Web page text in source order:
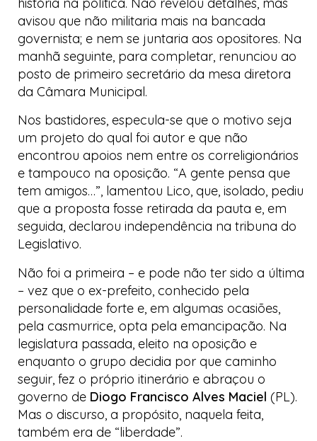
avisou que não militaria mais na bancada
governista; e nem se juntaria aos opositores. Na
manhã seguinte, para completar, renunciou ao
posto de primeiro secretário da mesa diretora
da Câmara Municipal.
Nos bastidores, especula-se que o motivo seja
um projeto do qual foi autor e que não
encontrou apoios nem entre os correligionários
e tampouco na oposição. “A gente pensa que
tem amigos…”, lamentou Lico, que, isolado, pediu
que a proposta fosse retirada da pauta e, em
seguida, declarou independência na tribuna do
Legislativo.
Não foi a primeira – e pode não ter sido a última
– vez que o ex-prefeito, conhecido pela
personalidade forte e, em algumas ocasiões,
pela casmurrice, opta pela emancipação. Na
legislatura passada, eleito na oposição e
enquanto o grupo decidia por que caminho
seguir, fez o próprio itinerário e abraçou o
governo de Diogo Francisco Alves Maciel (PL).
Mas o discurso, a propósito, naquela feita,
também era de “liberdade”.